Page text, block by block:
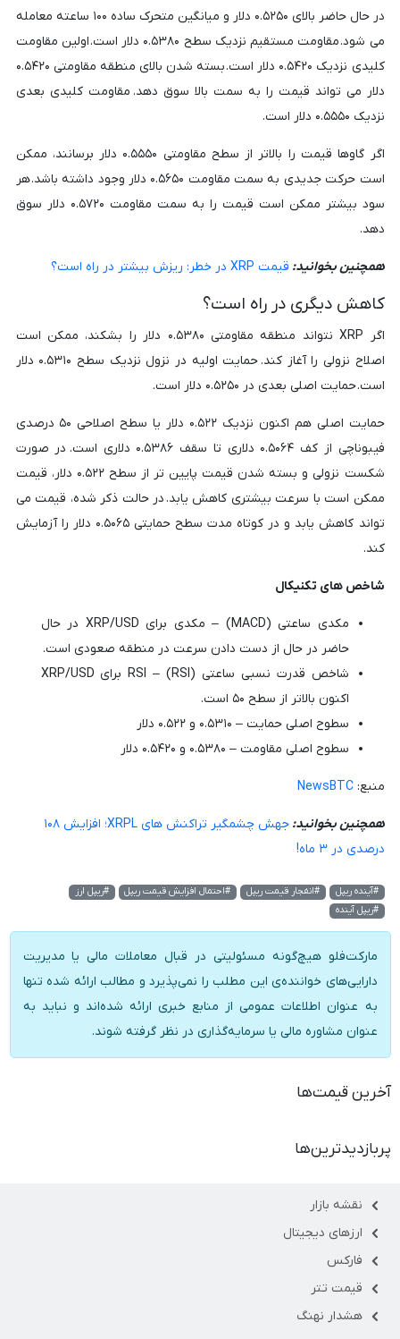
در حال حاضر بالای ۰.۵۲۵۰ دلار و میانگین متحرک ساده ۱۰۰ ساعته معامله
می شود. مقاومت مستقیم نزدیک سطح ۰.۵۳۸۰ دلار است. اولین مقاومت
کلیدی نزدیک ۰.۵۴۲۰ دلار است. بسته شدن بالای منطقه مقاومتی ۰.۵۴۲۰
دلار می تواند قیمت را به سمت بالا سوق دهد. مقاومت کلیدی بعدی
نزدیک ۰.۵۵۵۰ دلار است.
اگر گاوها قیمت را بالاتر از سطح مقاومتی ۰.۵۵۵۰ دلار برسانند، ممکن
است حرکت جدیدی به سمت مقاومت ۰.۵۶۵۰ دلار وجود داشته باشد. هر
سود بیشتر ممکن است قیمت را به سمت مقاومت ۰.۵۷۲۰ دلار سوق
دهد.
همچنین بخوانید: قیمت XRP در خطر: ریزش بیشتر در راه است؟
کاهش دیگری در راه است؟
اگر XRP نتواند منطقه مقاومتی ۰.۵۳۸۰ دلار را بشکند، ممکن است
اصلاح نزولی را آغاز کند. حمایت اولیه در نزول نزدیک سطح ۰.۵۳۱۰ دلار
است. حمایت اصلی بعدی در ۰.۵۲۵۰ دلار است.
حمایت اصلی هم اکنون نزدیک ۰.۵۲۲ دلار یا سطح اصلاحی ۵۰ درصدی
فیبوناچی از کف ۰.۵۰۶۴ دلاری تا سقف ۰.۵۳۸۶ دلاری است. در صورت
شکست نزولی و بسته شدن قیمت پایین تر از سطح ۰.۵۲۲ دلار، قیمت
ممکن است با سرعت بیشتری کاهش یابد. در حالت ذکر شده، قیمت می
تواند کاهش یابد و در کوتاه مدت سطح حمایتی ۰.۵۰۶۵ دلار را آزمایش
کند.
شاخص های تکنیکال
مکدی ساعتی (MACD) – مکدی برای XRP/USD در حال
حاضر در حال از دست دادن سرعت در منطقه صعودی است.
شاخص قدرت نسبی ساعتی (RSI) – RSI برای XRP/USD
اکنون بالاتر از سطح ۵۰ است.
سطوح اصلی حمایت – ۰.۵۳۱۰ و ۰.۵۲۲ دلار
سطوح اصلی مقاومت – ۰.۵۳۸۰ و ۰.۵۴۲۰ دلار
منبع:NewsBTC
همچنین بخوانید:
جهش چشمگیر تراکنش های XRPL؛ افزایش ۱۰۸
درصدی در ۳ ماه!
#آینده ریپل #انفجار قیمت ریپل #احتمال افزایش قیمت ریپل
#ریپل ارز
#ریپل آینده
مارکت‌فلو هیچ‌گونه مسئولیتی در قبال معاملات مالی یا مدیریت
دارایی‌های خواننده‌ی این مطلب را نمی‌پذیرد و مطالب ارائه شده تنها
به عنوان اطلاعات عمومی از منابع خبری ارائه شده‌اند و نباید به
عنوان مشاوره مالی یا سرمایه‌گذاری در نظر گرفته شوند.
آخرین قیمت‌ها
پربازدیدترین‌ها
نقشه بازار
ارزهای دیجیتال
فارکس
قیمت تتر
هشدار نهنگ